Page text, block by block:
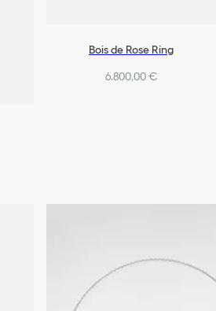
Bois de Rose Ring
6.800,00 €